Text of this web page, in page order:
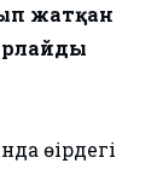
жатқан
өңірдегі